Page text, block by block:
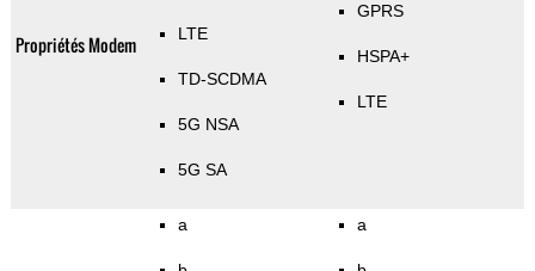
Propriétés Modem LTE
TD-SCDMA
5G NSA
5G SA
GPRS
HSPA+
LTE
a a